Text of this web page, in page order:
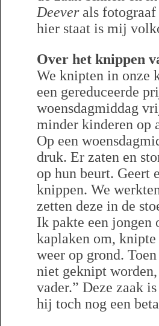
Deeverals fotograaf
hier staat is mij
Over het knippen
We knipten in onze
een gereduceerde
woensdagmiddag
minder kinderen op
Op een
druk. Er zaten en
op hun beurt. Geert
knippen. We
zetten deze in de
Ik pakte een jongen
kaplaken om, knipte
weer op grond.
niet geknipt
vader.” Deze zaak
hij toch nog een